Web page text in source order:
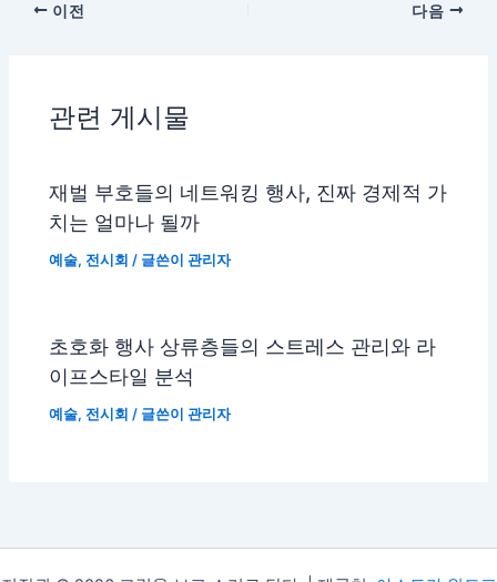
이전 다음
관련 게시물
재벌 부호들의 네트워킹 행사, 진짜 경제적 가
치는 얼마나 될까
예술, 전시회 / 글쓴이관리자
초호화 행사 상류층들의 스트레스 관리와 라
이프스타일 분석
예술, 전시회 / 글쓴이관리자